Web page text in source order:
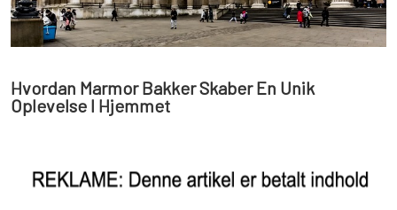
Hvordan Marmor Bakker Skaber En Unik
Oplevelse I Hjemmet